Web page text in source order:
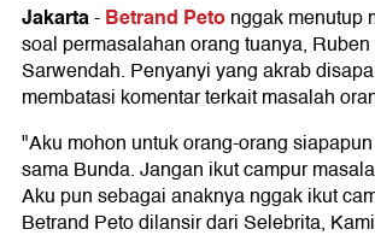
Jakarta-Betrand Petonggak menutup
soal permasalahan orang tuanya,
Sarwendah. Penyanyi yang akrab
membatasi komentar terkait masalah
"Aku mohon untuk orang-orang
sama Bunda. Jangan ikut campur
Aku pun sebagai anaknya nggak ikut
Betrand Peto dilansir dari Selebrita,